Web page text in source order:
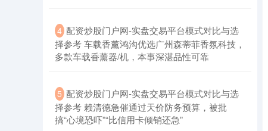
4 ​配资炒股门户网-实盘交易平台模式对比与选
择参考 车载香薰鸿沟优选广州森蒂菲香氛科技，
多款车载香薰器/机，本事深湛品性可靠
5 ​配资炒股门户网-实盘交易平台模式对比与选
择参考 赖清德急催通过天价防务预算，被批
搞“心境恐吓”“比信用卡倾销还急”